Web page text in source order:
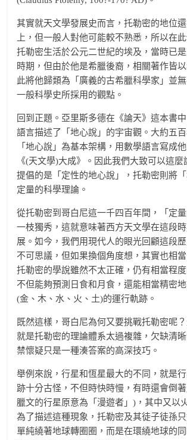
其實就天文學發展史而言，托勒密的地位
上，但一般人對他可能較不熟悉，所以在
托勒密生活於公元二世紀的埃及，當時已
時期，但由於他是希臘後裔，相關著作皆
此將他歸類為「廣義的古希臘科學家」並
一般科學史所採用的觀點。
回到正題。亞里斯多德在《論天》這本書
語言描述了「地心說」的宇宙觀。大約五
「地心說」為基本架構，用數學語言寫成
《(天文學)大成》。因此我們大致可以這
提倡的是「定性的地心說」，托勒密則將
定量的科學理論。
從托勒密到哥白尼這一千四百年間，「定
一枝獨秀，這就意味著西方天文學在這段
展。如今，我們用現代人的眼光回顧這段
不可思議，但如果換個角度想，其實也相
托勒密的學說雖然不太正確，仍有相當程
不但能夠預測日食和月食，還能相當精密
(金、木、水、火、土)的運行軌跡。
既然這樣，哥白尼為何又要挑戰托勒密呢？
就是托勒密的理論體系太過複雜，欠缺清
禁懷疑只是一種湊答案的高深技巧。
舉例來說，行星和恆星最大的不同，就是
跡十分古怪，不但時快時慢，有時還會倒
臘文的行星原意為「漫遊者」)，其中又以
為了描述這種現象，托勒密及其徒子徒孫
單純繞著地球轉圈圈，而是在環繞地球的